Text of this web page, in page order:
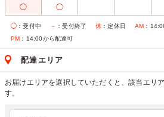
◯ ◯
◯ ：受付中 － ：受付終了 休 ：定休日 AM ：
PM ：14:00から配達可
配達エリア
お届けエリアを選択していただくと、該当エリ
す。